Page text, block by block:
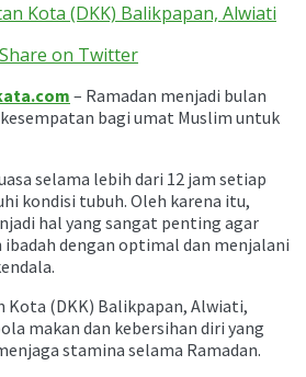
Kota (DKK) Balikpapan, Alwiati
Share on Twitter
– Ramadan menjadi bulan
bagi umat Muslim untuk
selama lebih dari 12 jam setiap
kondisi tubuh. Oleh karena itu,
hal yang sangat penting agar
dengan optimal dan menjalani
Kota (DKK) Balikpapan, Alwiati,
makan dan kebersihan diri yang
stamina selama Ramadan.